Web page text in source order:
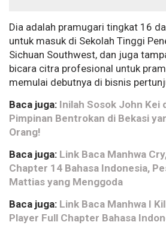
Dia adalah pramugari tingkat 16
untuk masuk di Sekolah Tinggi
Sichuan Southwest, dan juga
bicara citra profesional untuk
memulai debutnya di bisnis
Baca juga: Inilah Sosok John Kei
Pimpinan Bentrokan di Bekasi
Orang!
Baca juga: Link Baca Manhwa
Chapter 14 Bahasa Indonesia,
Mattias yang Menggoda
Baca juga: Link Baca Manhwa I
Player Full Chapter Bahasa